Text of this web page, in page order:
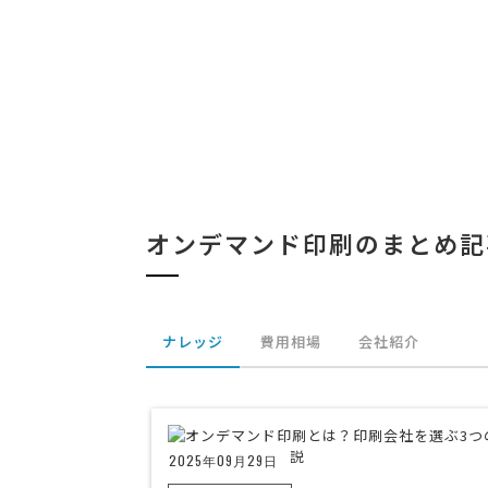
オンデマンド印刷のまとめ
ナレッジ 費用相場 会社紹介
2025年09月29日